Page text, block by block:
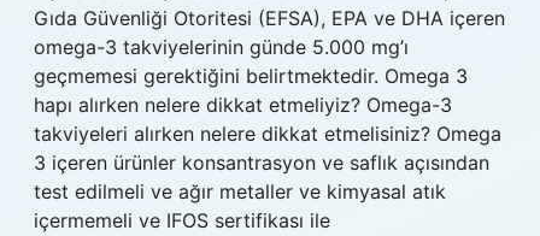
Gıda Güvenliği Otoritesi (EFSA), EPA ve DHA içeren
omega-3 takviyelerinin günde 5.000 mg’ı
geçmemesi gerektiğini belirtmektedir. Omega 3
hapı alırken nelere dikkat etmeliyiz? Omega-3
takviyeleri alırken nelere dikkat etmelisiniz? Omega
3 içeren ürünler konsantrasyon ve saflık açısından
test edilmeli ve ağır metaller ve kimyasal atık
içermemeli ve IFOS sertifikası ile